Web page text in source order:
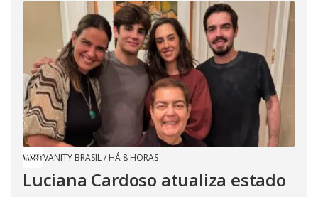
VANITY BRASIL/ HÁ 8 HORAS
Luciana Cardoso atualiza estado